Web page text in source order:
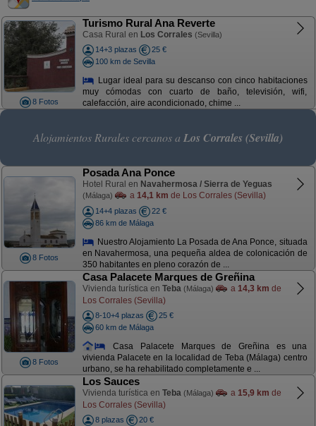
8 Fotos
Turismo Rural Ana Reverte
Casa Rural en Los Corrales (Sevilla)
14+3 plazas
25 €
100 km de Sevilla
Lugar ideal para su descanso con cinco habitaciones
muy cómodas con cuarto de baño, televisión, wifi,
calefacción, aire acondicionado, chime ...
Alojamientos Rurales cercanos a Los Corrales (Sevilla)
8 Fotos
Posada Ana Ponce
Hotel Rural en Navahermosa / Sierra de Yeguas
(Málaga) a 14,1 km de Los Corrales (Sevilla)
14+4 plazas
22 €
86 km de Málaga
Nuestro Alojamiento La Posada de Ana Ponce, situada
en Navahermosa, una pequeña aldea de colonicación de
350 habitantes en pleno corazón de ...
8 Fotos
Casa Palacete Marques de Greñina
Vivienda turística en Teba (Málaga) a 14,3 km de
Los Corrales (Sevilla)
8-10+4 plazas
25 €
60 km de Málaga
Casa Palacete Marques de Greñina es una
vivienda Palacete en la localidad de Teba (Málaga) centro
urbano, se ha rehabilitado completamente e ...
Los Sauces
Vivienda turística en Teba (Málaga) a 15,9 km de
Los Corrales (Sevilla)
8 plazas
20 €